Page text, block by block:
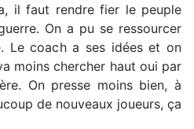
il faut rendre fier le peuple
On a pu se ressourcer
Le coach a ses idées et on
moins chercher haut oui par
On presse moins bien, à
de nouveaux joueurs, ça